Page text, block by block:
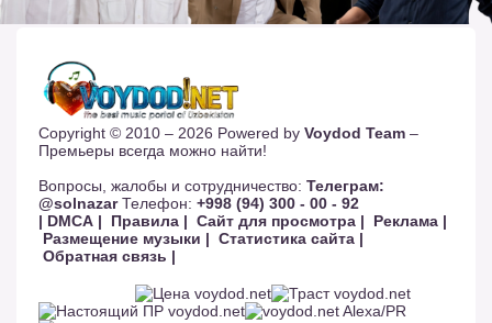
Copyright © 2010 – 2026 Powered by Voydod Team –
Премьеры всегда можно найти!
Вопросы, жалобы и сотрудничество: Телеграм:
@solnazarТелефон: +998 (94) 300 - 00 - 92
| DMCA |
Правила | Сайт для просмотра |
Реклама |
Размещение музыки | Статистика сайта |
Обратная связь |